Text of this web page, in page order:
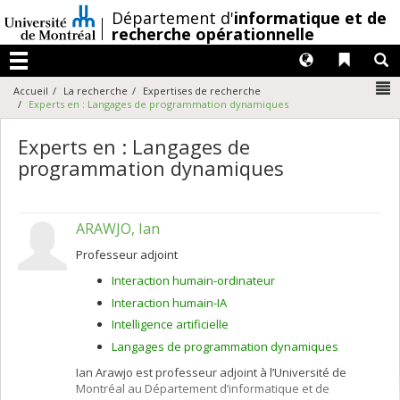
au
contenu
/Département d'informatique et de
recherche opérationnelle
Menu
Liens
Langues
Accueil La recherche
Expertises de recherche
Experts en : Langages de programmation dynamiques
Experts en : Langages de
programmation dynamiques
ARAWJO, Ian
Professeur adjoint
Interaction humain-ordinateur
Interaction humain-IA
Intelligence artificielle
Langages de programmation dynamiques
Ian Arawjo est professeur adjoint à l’Université de
Montréal au Département d’informatique et de